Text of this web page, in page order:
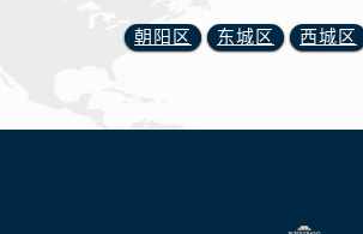
朝阳区 东城区 西城区